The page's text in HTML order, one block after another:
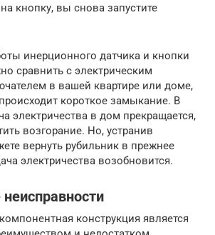
кнопку, вы снова запустите
инерционного датчика и кнопки
сравнить с электрическим
в вашей квартире или доме,
короткое замыкание. В
электричества в дом прекращается,
возгорание. Но, устранив
вернуть рубильник в прежнее
электричества возобновится.
конструкция является